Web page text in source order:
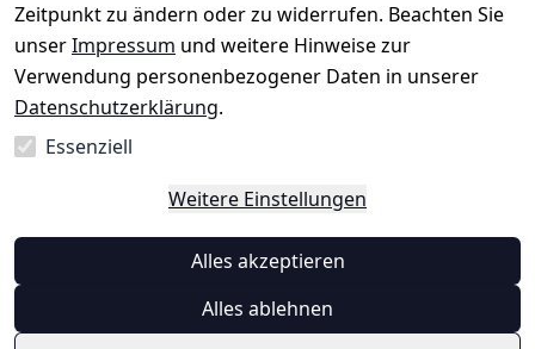
Zeitpunkt zu ändern oder zu widerrufen. Beachten Sie
unserImpressum und weitere Hinweise zur
Verwendung personenbezogener Daten in unserer
Datenschutzerklärung.
Essenziell
Weitere Einstellungen
Alles akzeptieren
Alles ablehnen
Blog und
Wissensdaten
bank